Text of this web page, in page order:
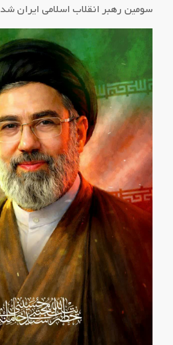
سومین رهبر انقلاب اسلامی ایران شد